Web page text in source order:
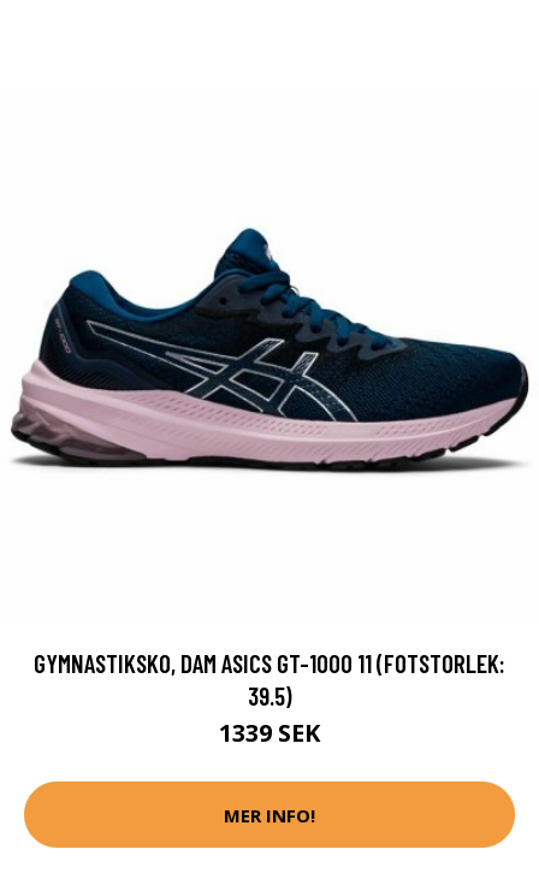
GYMNASTIKSKO, DAM ASICS GT-1000 11 (FOTSTORLEK:
39.5)
1339 SEK
MER INFO!